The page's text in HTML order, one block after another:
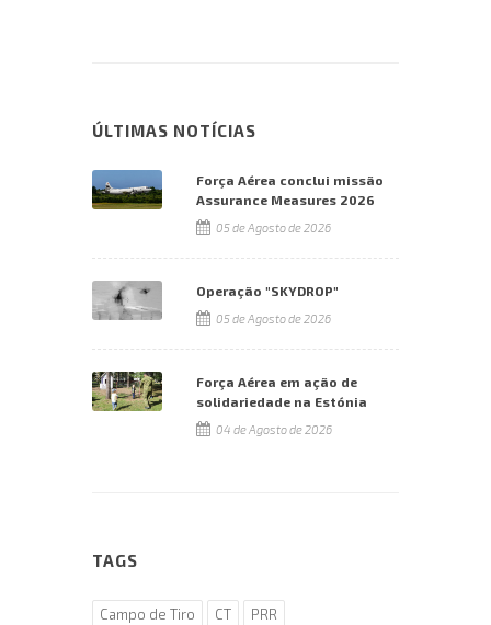
ÚLTIMAS NOTÍCIAS
Força Aérea conclui missão
Assurance Measures 2026
05 de Agosto de 2026
Operação "SKYDROP"
05 de Agosto de 2026
Força Aérea em ação de
solidariedade na Estónia
04 de Agosto de 2026
TAGS
Campo de Tiro CT
PRR